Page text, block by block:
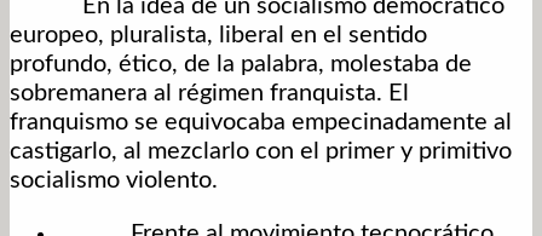
En la idea de un socialismo democrático
europeo, pluralista, liberal en el sentido
profundo, ético, de la palabra, molestaba de
sobremanera al régimen franquista. El
franquismo se equivocaba empecinadamente al
castigarlo, al mezclarlo con el primer y primitivo
socialismo violento.